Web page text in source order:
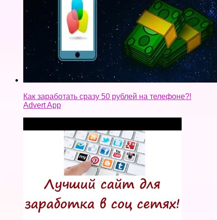
Как заработать сразу 50 рублей на телефоне?!
Advert App